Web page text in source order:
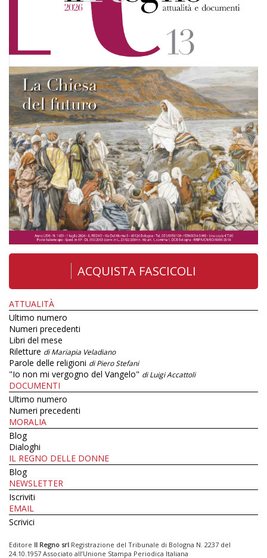
ACQUISTA FASCICOLI
ATTUALITÀ
Ultimo numero
Numeri precedenti
Libri del mese
Riletture di Mariapia Veladiano
Parole delle religioni di Piero Stefani
"Io non mi vergogno del Vangelo" di Luigi Accattoli
DOCUMENTI
Ultimo numero
Numeri precedenti
MORALIA
Blog
Dialoghi
IL REGNO DELLE DONNE
Blog
NEWSLETTER
Iscriviti
EMAIL
Scrivici
Editore Il Regno srl Registrazione del Tribunale di Bologna N. 2237 del
24.10.1957 Associato all’Unione Stampa Periodica Italiana